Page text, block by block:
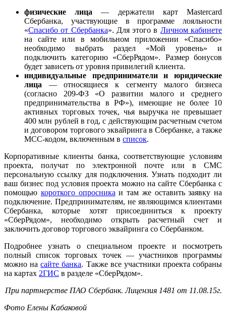
физические лица — держатели карт Mastercard
Сбербанка, участвующие в программе лояльности
«Спасибо от Сбербанка». Для этого в Личном кабинете
на сайте или в мобильном приложении «Спасибо»
необходимо выбрать раздел «Мой уровень» и
подключить категорию «СберРядом». Размер бонусов
будет зависеть от уровня привилегий клиента.
индивидуальные предприниматели и юридические
лица — относящиеся к сегменту малого бизнеса
(согласно 209-ФЗ «О развитии малого и среднего
предпринимательства в РФ»), имеющие не более 10
активных торговых точек, чья выручка не превышает
400 млн рублей в год, с действующим расчетным счетом
и договором торгового эквайринга в Сбербанке, а также
MCC-кодом, включенным в список.
Корпоративные клиенты банка, соответствующие условиям
проекта, получат по электронной почте или в СМС
персональную ссылку для подключения. Узнать подходит ли
ваш бизнес под условия проекта можно на сайте Сбербанка с
помощью короткого опросника и там же оставить заявку на
подключение. Предпринимателям, не являющимся клиентами
Сбербанка, которые хотят присоединиться к проекту
«СберРядом», необходимо открыть расчетный счет и
заключить договор торгового эквайринга со Сбербанком.
Подробнее узнать о специальном проекте и посмотреть
полный список торговых точек — участников программы
можно насайте банка. Также все участники проекта собраны
на картах 2ГИС в разделе «СберРядом».
При партнерстве ПАО Сбербанк. Лицензия 1481 от 11.08.15г.
Фото Елены Кабаковой